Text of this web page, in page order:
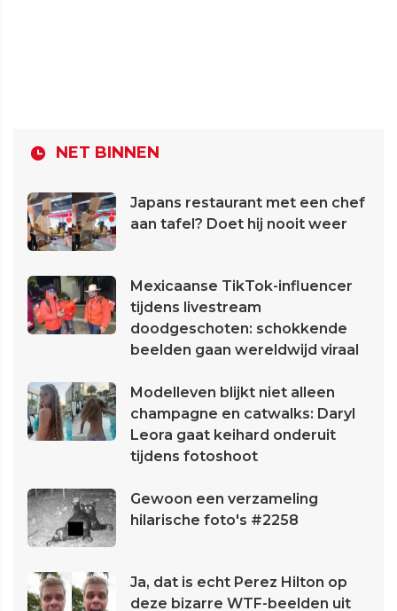
NET BINNEN
Japans restaurant met een chef
aan tafel? Doet hij nooit weer
Mexicaanse TikTok-influencer
tijdens livestream
doodgeschoten: schokkende
beelden gaan wereldwijd viraal
Modelleven blijkt niet alleen
champagne en catwalks: Daryl
Leora gaat keihard onderuit
tijdens fotoshoot
Gewoon een verzameling
hilarische foto's #2258
Ja, dat is echt Perez Hilton op
deze bizarre WTF-beelden uit